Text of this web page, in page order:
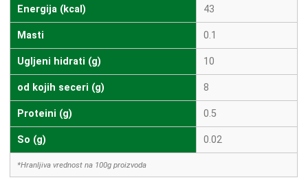
Energija (kcal) 43
Masti 0.1
Ugljeni hidrati (g) 10
od kojih seceri (g) 8
Proteini (g) 0.5
So (g) 0.02
*Hranljiva vrednost na 100g proizvoda